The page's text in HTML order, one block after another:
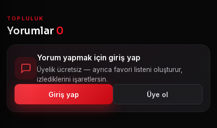
TOPLULUK
Yorumlar 0
Yorum yapmak için giriş yap
Üyelik ücretsiz — ayrıca favori listeni oluşturur,
izlediklerini işaretlersin.
Giriş yap Üye ol